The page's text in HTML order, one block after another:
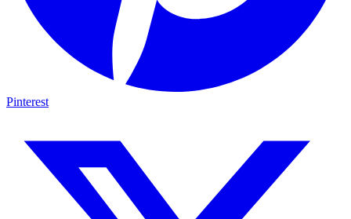
Pinterest